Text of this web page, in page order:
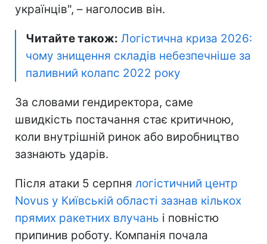
українців", – наголосив він.
Читайте також: Логістична криза 2026:
чому знищення складів небезпечніше за
паливний колапс 2022 року
За словами гендиректора, саме
швидкість постачання стає критичною,
коли внутрішній ринок або виробництво
зазнають ударів.
Після атаки 5 серпня логістичний центр
Novus у Київській області зазнав кількох
прямих ракетних влучань і повністю
припинив роботу. Компанія почала